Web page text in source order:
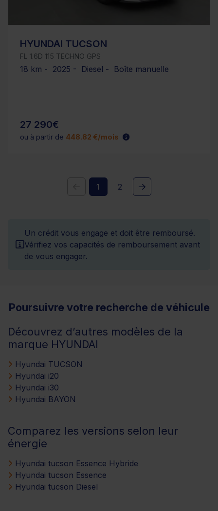
HYUNDAI TUCSON
FL 1.6D 115 TECHNO GPS
18 km - 2025 - Diesel - Boîte manuelle
27 290€
ou à partir de 448.82 €/mois
1 2
Un crédit vous engage et doit être remboursé.
Vérifiez vos capacités de remboursement avant
de vous engager.
Poursuivre votre recherche de véhicule
Découvrez d’autres modèles de la
marque HYUNDAI
Hyundai TUCSON
Hyundai i20
Hyundai i30
Hyundai BAYON
Comparez les versions selon leur
énergie
Hyundai tucson Essence Hybride
Hyundai tucson Essence
Hyundai tucson Diesel